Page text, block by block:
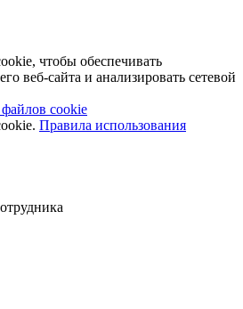
чтобы обеспечивать
веб-сайта и анализировать сетевой
cookie
Правила использования